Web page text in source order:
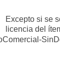
Excepto si se
licencia del